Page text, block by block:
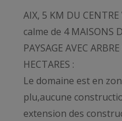
AIX, 5 KM DU
calme de 4 MAISONS
PAYSAGE AVEC
HECTARES :
Le domaine est en
plu,aucune
extension des